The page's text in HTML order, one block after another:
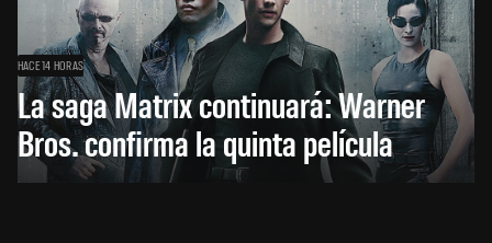
HACE 14 HORAS
La saga Matrix continuará: Warner
Bros. confirma la quinta película